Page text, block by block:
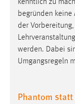
kenntlich zu
begründen keine
der
werden. Dabei
Umgangsregeln
Phantom statt